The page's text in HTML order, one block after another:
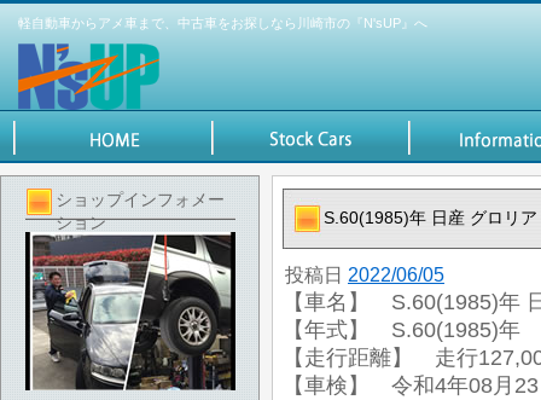
軽自動車からアメ車まで、中古車をお探しなら川崎市の『N'sUP』へ
ショップインフォメー
ション
S.60(1985)年 日産 グロリ
投稿日 2022/06/05
【車名】 S.60(1985)年
【年式】 S.60(1985)年
【走行距離】 走行
【車検】 令和4年08月